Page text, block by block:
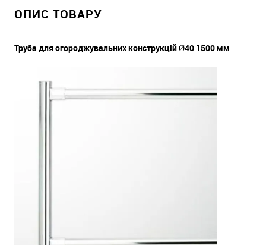
ОПИС ТОВАРУ
Труба для огороджувальних конструкцій Ø40 1500 мм